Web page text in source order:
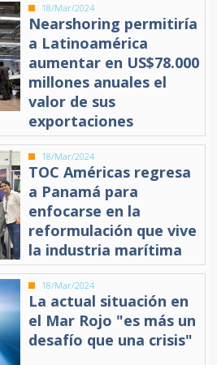
18/Mar/2024
Nearshoring permitiría
a Latinoamérica
aumentar en US$78.000
millones anuales el
valor de sus
exportaciones
18/Mar/2024
TOC Américas regresa
a Panamá para
enfocarse en la
reformulación que vive
la industria marítima
18/Mar/2024
La actual situación en
el Mar Rojo "es más un
desafío que una crisis"